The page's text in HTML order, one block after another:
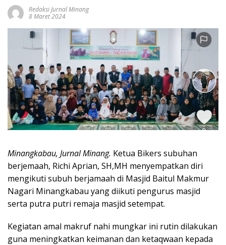
Redaksi Jurnal Minang
8 Maret 2024
Minangkabau, Jurnal Minang. Ketua Bikers subuhan
berjemaah, Richi Aprian, SH,MH menyempatkan diri
mengikuti subuh berjamaah di Masjid Baitul Makmur
Nagari Minangkabau yang diikuti pengurus masjid
serta putra putri remaja masjid setempat.
Kegiatan amal makruf nahi mungkar ini rutin dilakukan
guna meningkatkan keimanan dan ketaqwaan kepada